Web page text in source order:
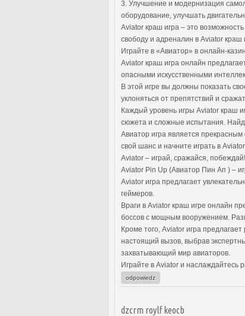
3. Улучшение и модернизация
оборудование, улучшать
Aviator краш игра – это
свободу и адреналин в Aviator краш
Играйте в «Авиатор» в онлайн-
Aviator краш игра онлайн
опасными искусственными
В этой игре вы должны показать
уклоняться от препятствий и
Каждый уровень игры Aviator краш
сюжета и сложные испытания.
Авиатор игра является
свой шанс и начните играть в
Aviator – играй, сражайся, побеждай!
Aviator Pin Up (Авиатор Пин Ап ) –
Aviator игра предлагает
геймеров.
Враги в Aviator краш игре онлайн
боссов с мощным вооружением.
Кроме того, Aviator игра
настоящий вызов, выбрав
захватывающий мир авиаторов.
Играйте в Aviator и наслаждайтесь
odpowiedz
dzcrm roylf keocb